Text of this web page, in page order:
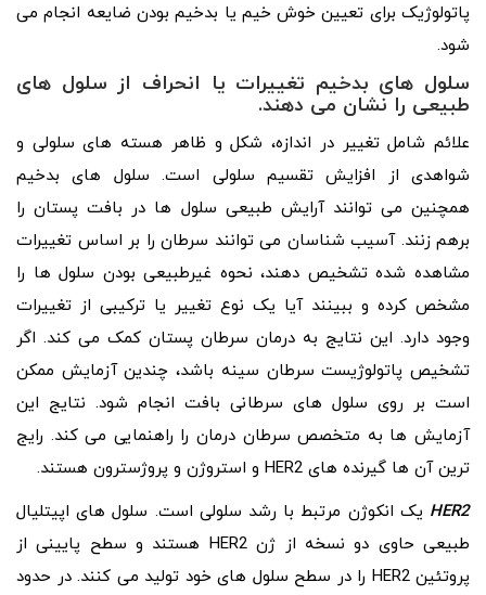
پاتولوژیک برای تعیین خوش خیم یا بدخیم بودن ضایعه انجام می
شود.
سلول های بدخیم تغییرات یا انحراف از سلول های
طبیعی را نشان می دهند.
علائم شامل تغییر در اندازه، شکل و ظاهر هسته های سلولی و
شواهدی از افزایش تقسیم سلولی است. سلول های بدخیم
همچنین می توانند آرایش طبیعی سلول ها در بافت پستان را
برهم زنند. آسیب شناسان می توانند سرطان را بر اساس تغییرات
مشاهده شده تشخیص دهند، نحوه غیرطبیعی بودن سلول ها را
مشخص کرده و ببینند آیا یک نوع تغییر یا ترکیبی از تغییرات
وجود دارد. این نتایج به درمان سرطان پستان کمک می کند. اگر
تشخیص پاتولوژیست سرطان سینه باشد، چندین آزمایش ممکن
است بر روی سلول های سرطانی بافت انجام شود. نتایج این
آزمایش ها به متخصص سرطان درمان را راهنمایی می کند. رایج
ترین آن ها گیرنده های HER2 و استروژن و پروژسترون هستند.
HER2 یک انکوژن مرتبط با رشد سلولی است. سلول های اپیتلیال
طبیعی حاوی دو نسخه از ژن HER2 هستند و سطح پایینی از
پروتئین HER2 را در سطح سلول های خود تولید می کنند. در حدود